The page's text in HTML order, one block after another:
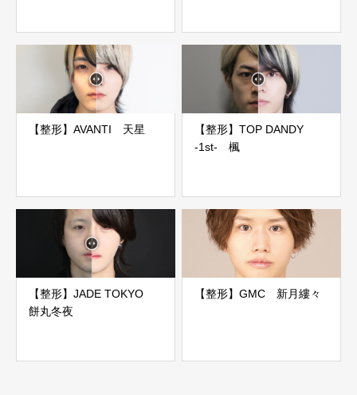
【整形】AVANTI 天星
【整形】TOP DANDY
-1st- 楓
【整形】JADE TOKYO
餅丸冬夜
【整形】GMC 新月縷々